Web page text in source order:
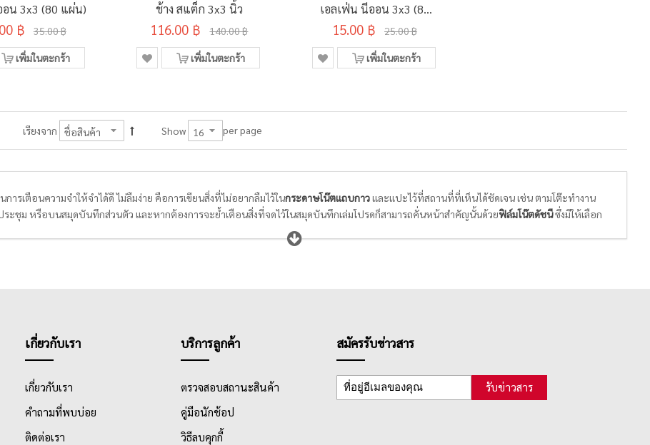
อน 3x3 (80 แผ่น)
฿ 35.00 ฿
เพิ่มในตะกร้า
ช้าง สแต็ก 3x3 นิ้ว
116.00 ฿ 140.00 ฿
เพิ่มในตะกร้า
เอลเฟ่น นีออน 3x3 (80
แผ่น)
15.00 ฿ 25.00 ฿
เพิ่มในตะกร้า
เรียงจาก Show per page
การเตือนความจำให้จำได้ดี ไม่ลืมง่าย คือการเขียนสิ่งที่ไม่อยากลืมไว้ในกระดาษโน๊ตแถบกาวและแปะไว้ที่สถานที่ที่เห็นได้ชัดเจน เช่น ตามโต๊ะทำงาน
ะชุม หรือบนสมุดบันทึกส่วนตัว และหากต้องการจะย้ำเตือนสิ่งที่จดไว้ในสมุดบันทึกเล่มโปรดก็สามารถคั่นหน้าสำคัญนั้นด้วยฟิล์มโน๊ตดัชนีซึ่งมีให้เลือก
หลายแบบ หลายดีไซน์ พนักงานออฟฟิศและนักเรียนนักศึกษาจึงควรเลือกกระดาษโน้ต / ฟิล์มอินเด็กซ์
ภาพกาวที่ใช่สำหรับการลอกแล้วติดใหม่ได้หลายครั้ง ไม่ทิ้งคราบกาว หรือทำให้พื้นผิวเกิดความเสียหาย
เกี่ยวกับเรา
เกี่ยวกับเรา
คำถามที่พบบ่อย
ติดต่อเรา
บริการลูกค้า
ตรวจสอบสถานะสินค้า
คู่มือนักช้อป
วิธีลบคุกกี้
สมัครรับข่าวสาร
รับข่าวสาร